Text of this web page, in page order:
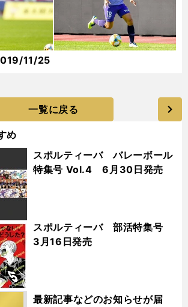
11/25
一覧に戻る
め
スポルティーバ バレーボール
特集号 Vol.4 6月30日発売
スポルティーバ 部活特集号
3月16日発売
最新記事などのお知らせが届